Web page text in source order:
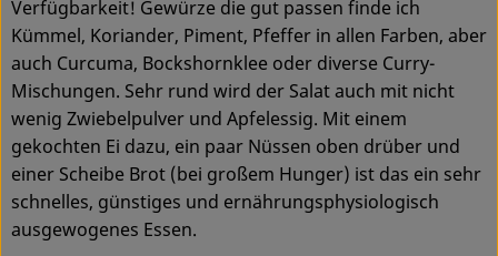
Verfügbarkeit! Gewürze die gut passen finde ich
Kümmel, Koriander, Piment, Pfeffer in allen Farben, aber
auch Curcuma, Bockshornklee oder diverse Curry-
Mischungen. Sehr rund wird der Salat auch mit nicht
wenig Zwiebelpulver und Apfelessig. Mit einem
gekochten Ei dazu, ein paar Nüssen oben drüber und
einer Scheibe Brot (bei großem Hunger) ist das ein sehr
schnelles, günstiges und ernährungsphysiologisch
ausgewogenes Essen.